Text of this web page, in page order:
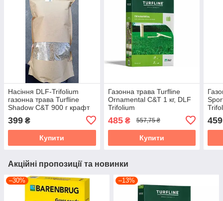
Насіння DLF-Trifolium
газонна трава Turfline
Shadow C&T 900 г крафт
399 ₴
Купити
Газонна трава Turfline
Ornamental C&T 1 кг, DLF
Trifolium
485₴ 557,75 ₴
Купити
459
Акційні пропозиції та новинки
–30% –13%